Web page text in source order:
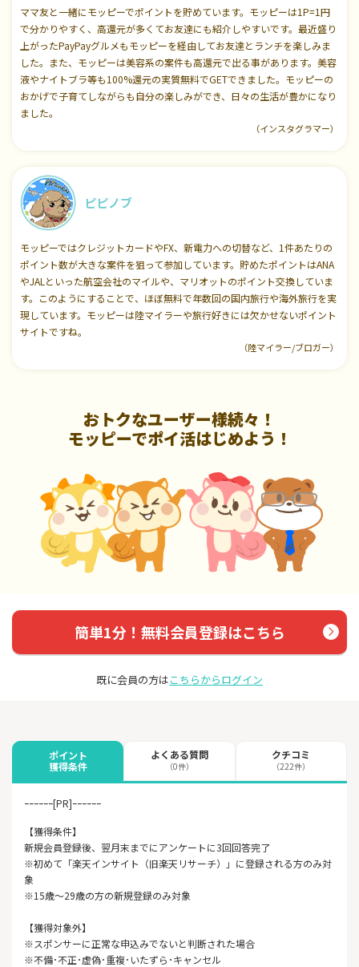
ママ友と一緒にモッピーでポイントを貯めています。モッピーは1P=1円
で分かりやすく、高還元が多くてお友達にも紹介しやすいです。最近盛り
上がったPayPayグルメもモッピーを経由してお友達とランチを楽しみま
した。また、モッピーは美容系の案件も高還元で出る事があります。美容
液やナイトブラ等も100%還元の実質無料でGETできました。モッピーの
おかげで子育てしながらも自分の楽しみができ、日々の生活が豊かになり
ました。
（インスタグラマー）
ピピノブ
モッピーではクレジットカードやFX、新電力への切替など、1件あたりの
ポイント数が大きな案件を狙って参加しています。貯めたポイントはANA
やJALといった航空会社のマイルや、マリオットのポイント交換していま
す。このようにすることで、ほぼ無料で年数回の国内旅行や海外旅行を実
現しています。モッピーは陸マイラーや旅行好きには欠かせないポイント
サイトですね。
（陸マイラー/ブロガー）
おトクなユーザー様続々！
モッピーでポイ活はじめよう！
簡単1分！無料会員登録はこちら
既に会員の方はこちらからログイン
ポイント
獲得条件
よくある質問
（0件）
クチコミ
（222件）
ｰｰｰｰｰｰ[PR]ｰｰｰｰｰｰ
【獲得条件】
新規会員登録後、翌月末までにアンケートに3回回答完了
※初めて「楽天インサイト（旧楽天リサーチ）」に登録される方のみ対
象
※15歳〜29歳の方の新規登録のみ対象
【獲得対象外】
※スポンサーに正常な申込みでないと判断された場合
※不備･不正･虚偽･重複･いたずら･キャンセル